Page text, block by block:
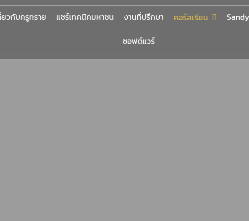
ยวกับครูทราย แชร์เทคนิคมหาชน งานที่ปรึกษา คอร์สเรียน
ซอฟต์แวร์